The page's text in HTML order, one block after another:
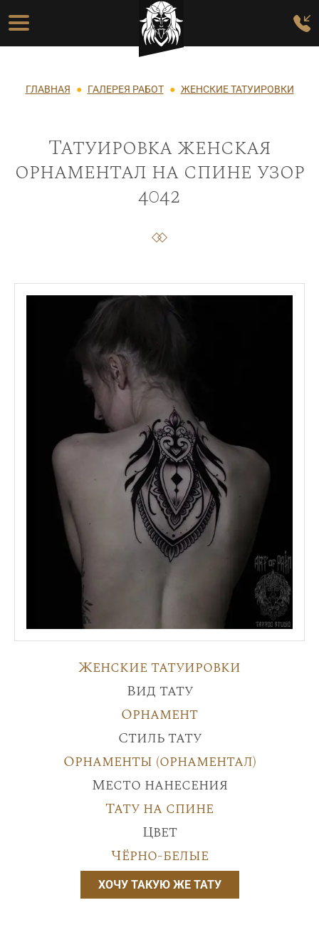
Перейти к основному содержанию
Основная навигация
Строка навигации
ГЛАВНАЯ ГАЛЕРЕЯ РАБОТ ЖЕНСКИЕ ТАТУИРОВКИ
Татуировка женская
орнаментал на спине узор
4042
Женские татуировки
Вид тату
Орнамент
Стиль тату
Орнаменты (орнаментал)
Место нанесения
Тату на спине
Цвет
Чёрно-белые
ХОЧУ ТАКУЮ ЖЕ ТАТУ